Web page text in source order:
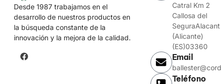
Desde 1987 trabajamos en el
desarrollo de nuestros productos en
la búsqueda constante de la
innovación y la mejora de la calidad.
Catral Km 2
Callosa del
SeguraAlacant
(Alicante)
(ES)03360
Email
Teléfono